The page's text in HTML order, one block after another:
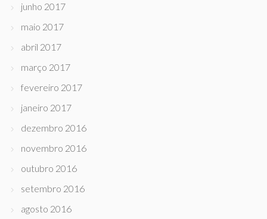
junho 2017
maio 2017
abril 2017
março 2017
fevereiro 2017
janeiro 2017
dezembro 2016
novembro 2016
outubro 2016
setembro 2016
agosto 2016